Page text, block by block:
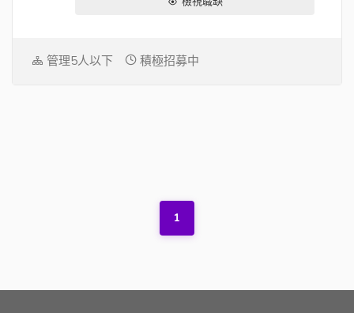
管理5人以下 積極招募中
1